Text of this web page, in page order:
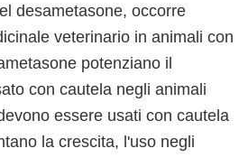
desametasone, occorre
veterinario in animali con
potenziano il
con cautela negli animali
essere usati con cautela
la crescita, l'uso negli